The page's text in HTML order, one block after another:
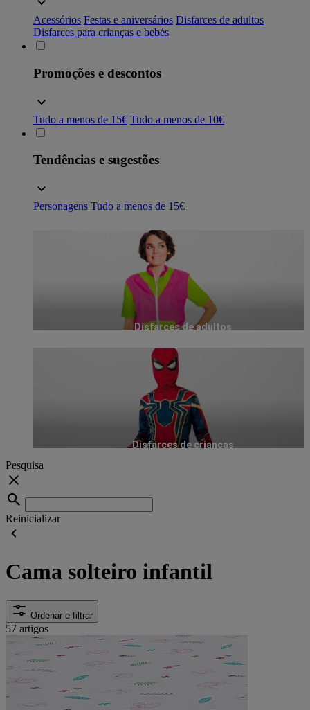
Acessórios Festas e aniversários Disfarces de adultos
Disfarces para crianças e bebés
Promoções e descontos
Tudo a menos de 15€ Tudo a menos de 10€
Tendências e sugestões
Personagens Tudo a menos de 15€
Disfarces de adultos
Disfarces de crianças
Pesquisa
Reinicializar
Cama solteiro infantil
Ordenar e filtrar
57 artigos